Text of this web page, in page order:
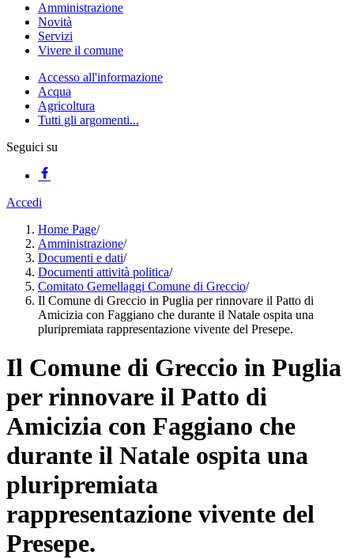
Amministrazione
Novità
Servizi
Vivere il comune
Accesso all'informazione
Acqua
Agricoltura
Tutti gli argomenti...
Seguici su
Accedi
Home Page/
Amministrazione/
Documenti e dati/
Documenti attività politica/
Comitato Gemellaggi Comune di Greccio/
Il Comune di Greccio in Puglia per rinnovare il Patto di
Amicizia con Faggiano che durante il Natale ospita una
pluripremiata rappresentazione vivente del Presepe.
Il Comune di Greccio in Puglia
per rinnovare il Patto di
Amicizia con Faggiano che
durante il Natale ospita una
pluripremiata
rappresentazione vivente del
Presepe.